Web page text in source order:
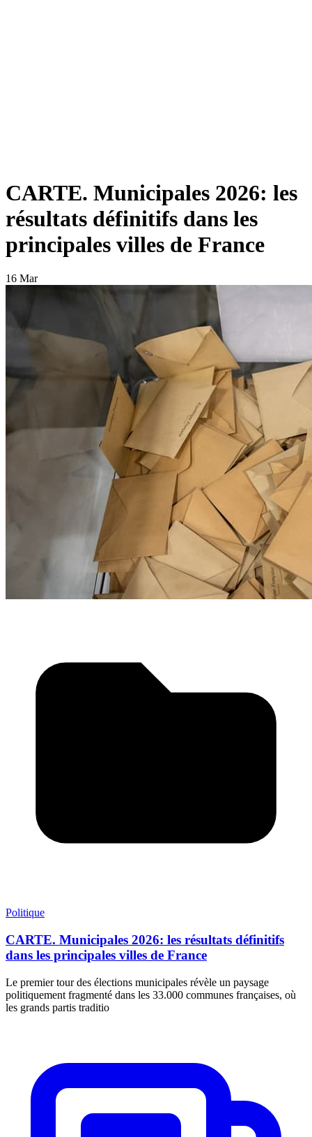
CARTE. Municipales 2026: les
résultats définitifs dans les
principales villes de France
16 Mar
Politique
CARTE. Municipales 2026: les résultats définitifs
dans les principales villes de France
Le premier tour des élections municipales révèle un paysage
politiquement fragmenté dans les 33.000 communes françaises, où
les grands partis traditio